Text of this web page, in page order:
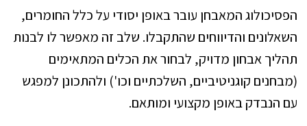
הפסיכולוג המאבחן עובר באופן יסודי על כלל החומרים,
השאלונים והדיווחים שהתקבלו. שלב זה מאפשר לו לבנות
תהליך אבחון מדויק, לבחור את הכלים המתאימים
(מבחנים קוגניטיביים, השלכתיים וכו') ולהתכונן למפגש
עם הנבדק באופן מקצועי ומותאם.